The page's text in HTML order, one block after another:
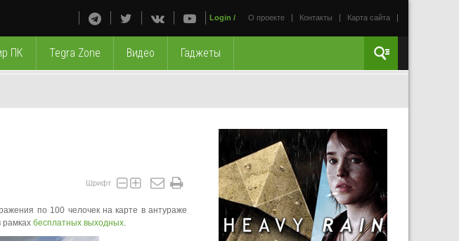
О проекте Контакты Карта сайта
Login /
ПК Tegra Zone Видео Гаджеты
Шрифт
по 100 челочек на карте в антураже
рамках бесплатных выходных.